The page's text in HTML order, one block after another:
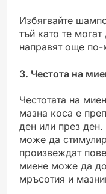
Избягвайте
тъй като те
направят още по-
3. Честота на
Честотата на
мазна коса е
ден или през
може да
произвеждат
миене може да
мръсотия и